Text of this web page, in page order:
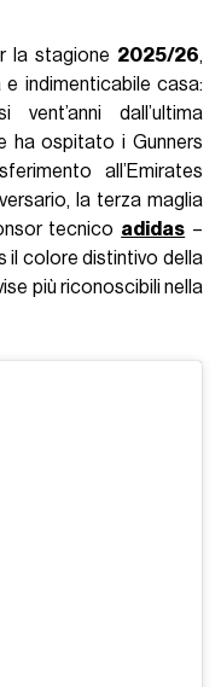
la stagione 2025/26,
indimenticabile casa:
dall’ultima
ha ospitato i Gunners
all’Emirates
la terza maglia
tecnico adidas –
il colore distintivo della
più riconoscibili nella